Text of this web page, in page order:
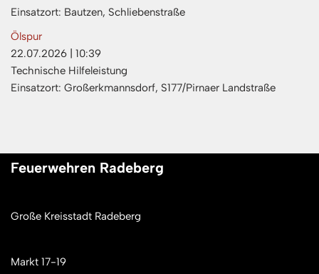
Einsatzort: Bautzen, Schliebenstraße
Ölspur
22.07.2026
10:39
Technische Hilfeleistung
Einsatzort: Großerkmannsdorf, S177/Pirnaer Landstraße
Feuerwehren Radeberg
Große Kreisstadt Radeberg
Markt 17-19